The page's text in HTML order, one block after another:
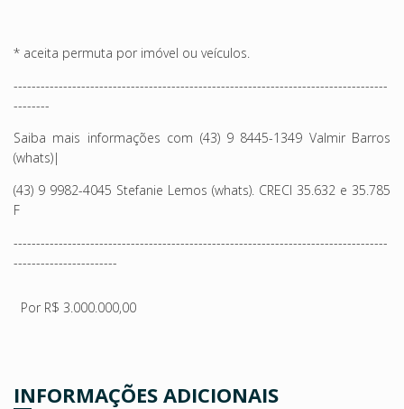
* aceita permuta por imóvel ou veículos.
-----------------------------------------------------------------------------------
--------
Saiba mais informações com (43) 9 8445-1349 Valmir Barros
(whats)|
(43) 9 9982-4045 Stefanie Lemos (whats). CRECI 35.632 e 35.785
F
-----------------------------------------------------------------------------------
-----------------------
Por R$ 3.000.000,00
INFORMAÇÕES ADICIONAIS